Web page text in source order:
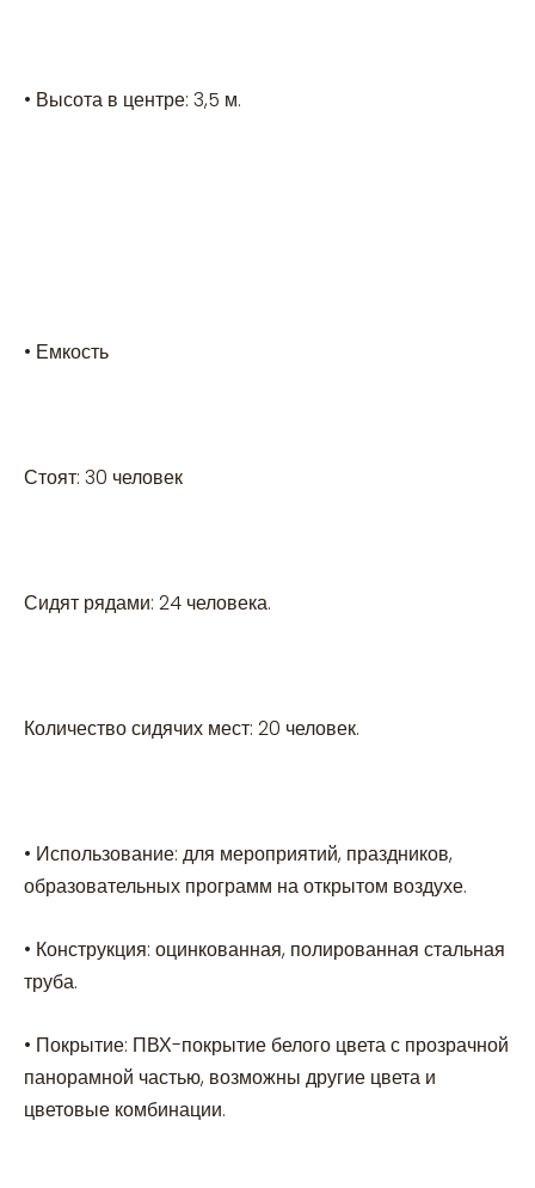
• Высота в центре: 3,5 м.
• Емкость
Стоят: 30 человек
Сидят рядами: 24 человека.
Количество сидячих мест: 20 человек.
• Использование: для мероприятий, праздников,
образовательных программ на открытом воздухе.
• Конструкция: оцинкованная, полированная стальная
труба.
• Покрытие: ПВХ-покрытие белого цвета с прозрачной
панорамной частью, возможны другие цвета и
цветовые комбинации.